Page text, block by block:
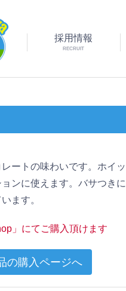
採用情報
RECRUIT
ートの味わいです。ホイッ
ンに使えます。バサつきに
ます。
」にてご購入頂けます
の購入ページへ